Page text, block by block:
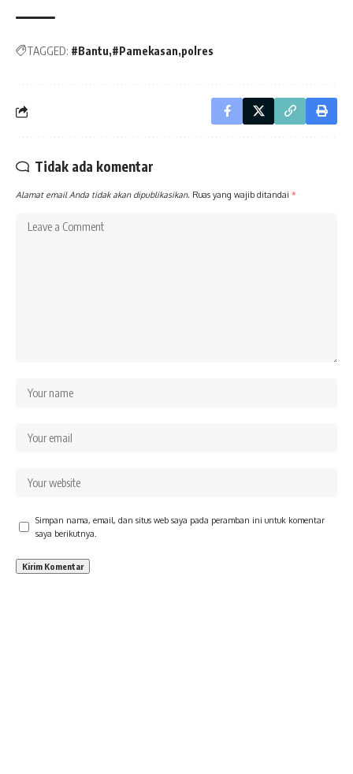
TAGGED: #Bantu #Pamekasan polres
Tidak ada komentar
Alamat email Anda tidak akan dipublikasikan. Ruas yang wajib ditandai *
Simpan nama, email, dan situs web saya pada peramban ini untuk komentar
saya berikutnya.